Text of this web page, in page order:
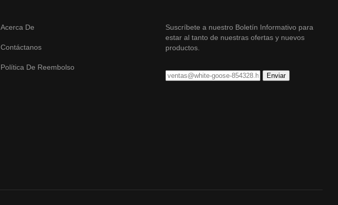
Acerca De
Contáctanos
Política De Reembolso
Suscríbete a nuestro Boletín Informativo para
estar al tanto de nuestras ofertas y nuevos
productos.